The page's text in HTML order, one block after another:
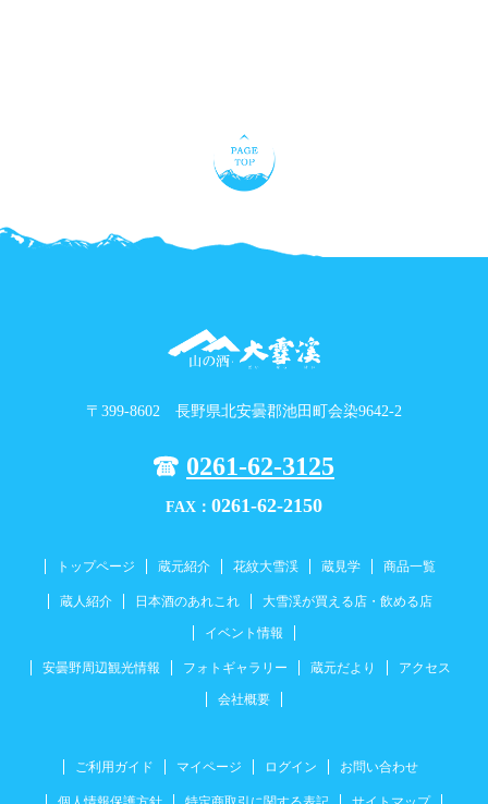
〒399-8602 長野県北安曇郡池田町会染9642-2
0261-62-3125
FAX： 0261-62-2150
トップページ 蔵元紹介 花紋大雪渓 蔵見学 商品一覧
蔵人紹介 日本酒のあれこれ 大雪渓が買える店・飲める店
イベント情報
安曇野周辺観光情報 フォトギャラリー 蔵元だより アクセス
会社概要
ご利用ガイド マイページ ログイン お問い合わせ